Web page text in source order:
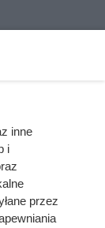
inne
i
przez